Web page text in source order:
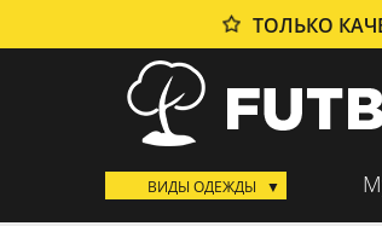
ТОЛЬКО
ВИДЫ ОДЕЖДЫ